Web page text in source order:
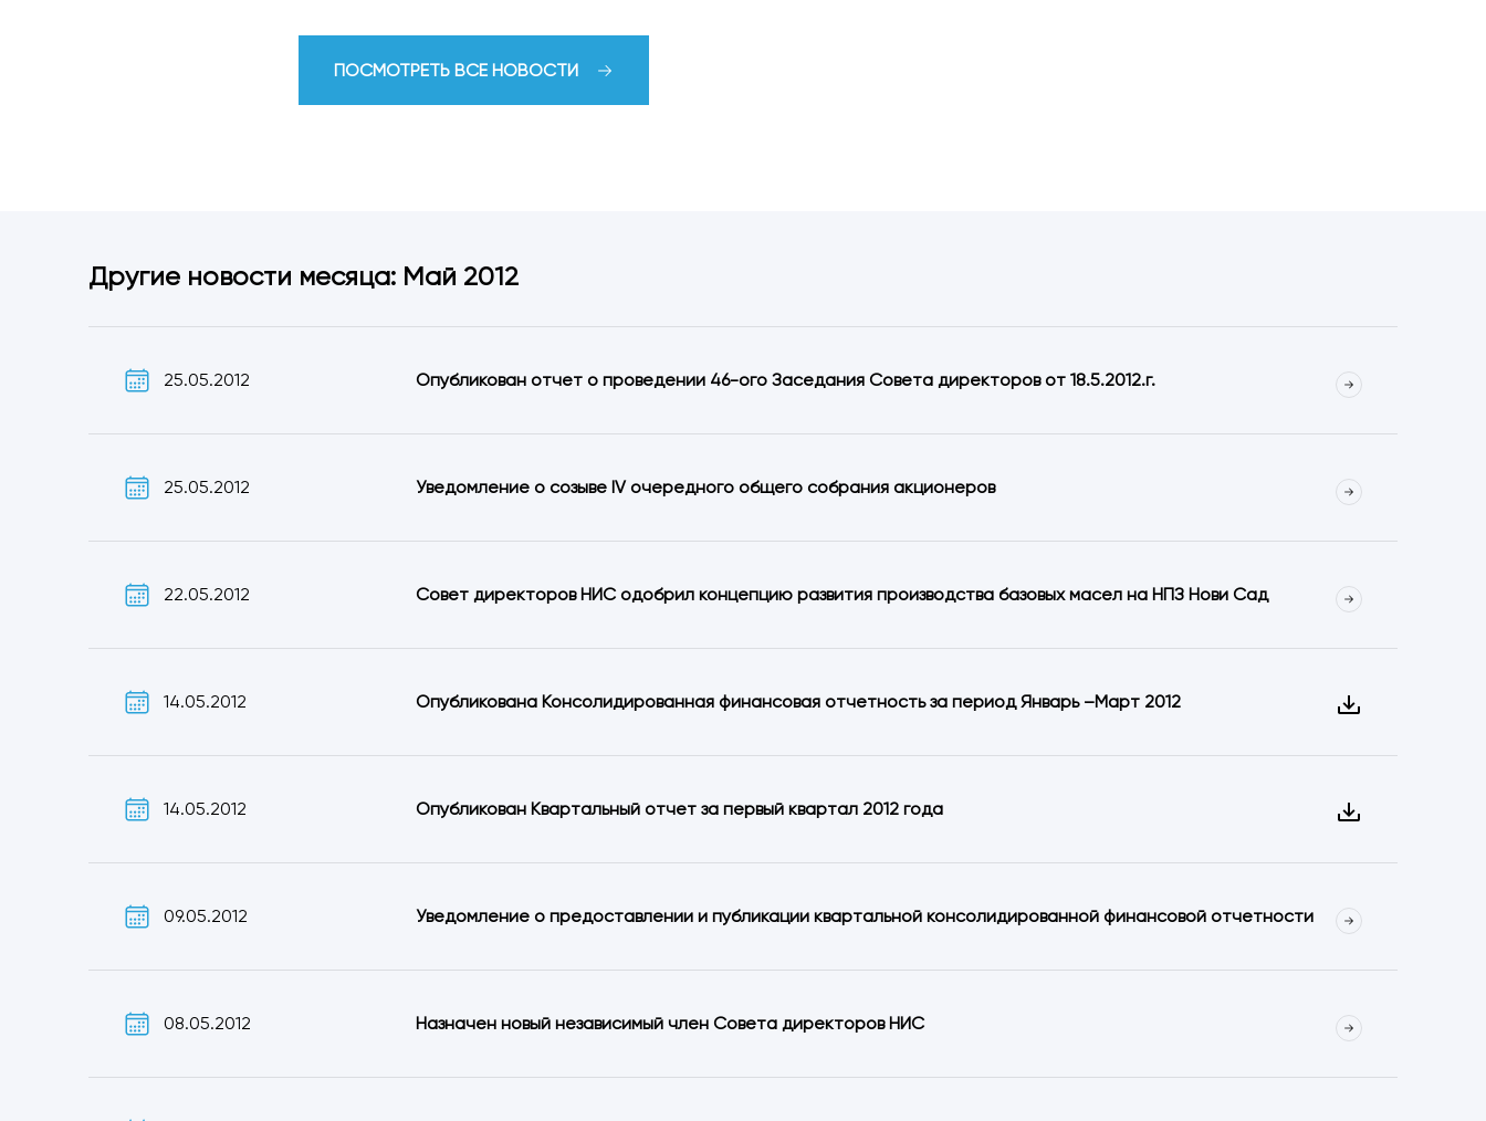
ПОСМОТРЕТЬ ВСЕ НОВОСТИ
Другие новости месяца: Май 2012
25.05.2012 Опубликован отчет о проведении 46-ого Заседания Совета директоров от 18.5.2012.г.
25.05.2012 Уведомление о созыве IV очередного общего собрания акционеров
22.05.2012 Совет директоров НИС одобрил концепцию развития производства базовых масел на НПЗ Нови Сад
14.05.2012 Опубликована Консолидированная финансовая отчетность за период Январь –Март 2012
14.05.2012 Опубликован Квартальный отчет за первый квартал 2012 года
09.05.2012 Уведомление о предоставлении и публикации квартальной консолидированной финансовой отчетности
08.05.2012 Назначен новый независимый член Совета директоров НИС